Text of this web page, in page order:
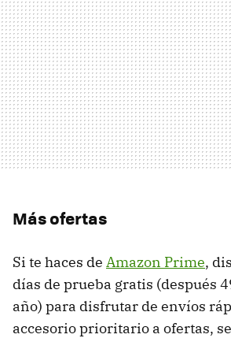
Más ofertas
Si te haces de Amazon Prime,
días de prueba gratis (después
año) para disfrutar de envíos
accesorio prioritario a ofertas,